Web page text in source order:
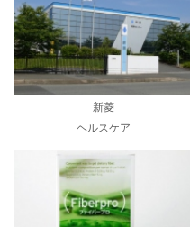
新菱
ヘルスケア